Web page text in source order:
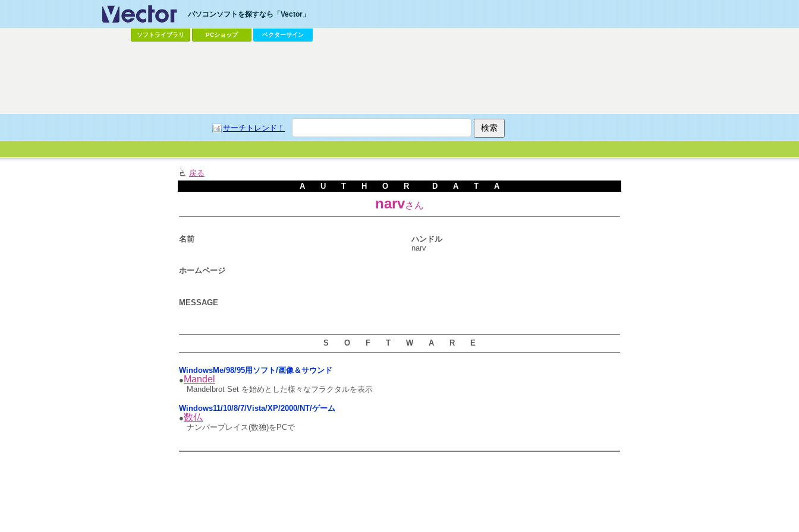
パソコンソフトを探すなら「Vector」
ソフトライブラリ PCショップ ベクターサイン
サーチトレンド！
戻る
A U T H O R D A T A
narvさん
名前
ハンドル
narv
ホームページ
MESSAGE
S O F T W A R E
WindowsMe/98/95用ソフト/画像＆サウンド
● Mandel
Mandelbrot Set を始めとした様々なフラクタルを表示
Windows11/10/8/7/Vista/XP/2000/NT/ゲーム
●数仏
ナンバープレイス(数独)をPCで